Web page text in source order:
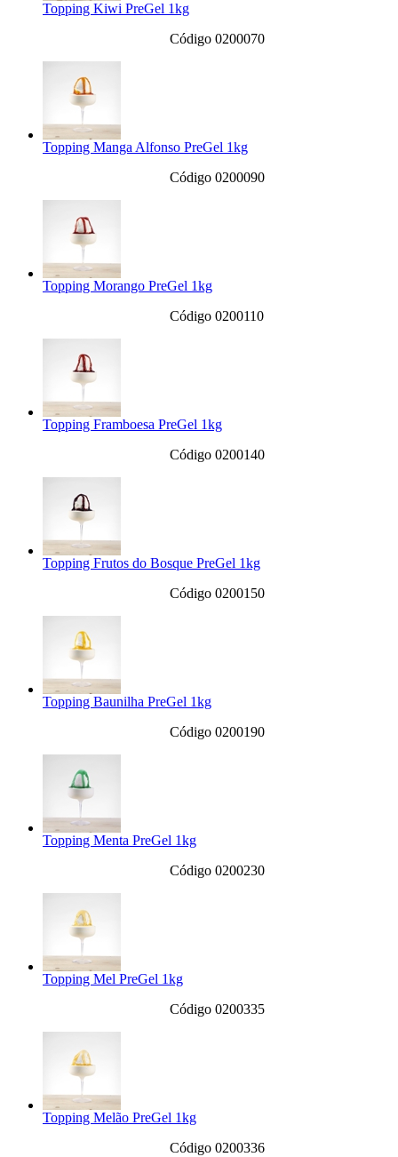
Topping Kiwi PreGel 1kg
Código 0200070
Topping Manga Alfonso PreGel 1kg
Código 0200090
Topping Morango PreGel 1kg
Código 0200110
Topping Framboesa PreGel 1kg
Código 0200140
Topping Frutos do Bosque PreGel 1kg
Código 0200150
Topping Baunilha PreGel 1kg
Código 0200190
Topping Menta PreGel 1kg
Código 0200230
Topping Mel PreGel 1kg
Código 0200335
Topping Melão PreGel 1kg
Código 0200336